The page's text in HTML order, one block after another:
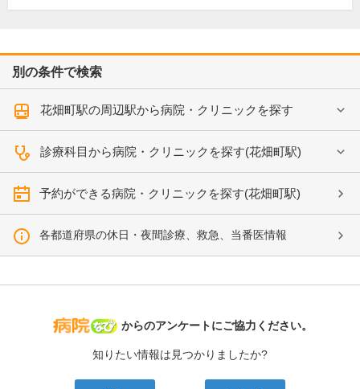
別の条件で検索
花畑町駅の周辺駅から病院・クリニックを探す
診療科目から病院・クリニックを探す(花畑町駅)
予約ができる病院・クリニックを探す(花畑町駅)
各都道府県の休日・夜間診療、救急、当番医情報
病院なび
からのアンケートにご協力ください。
知りたい情報は見つかりましたか?